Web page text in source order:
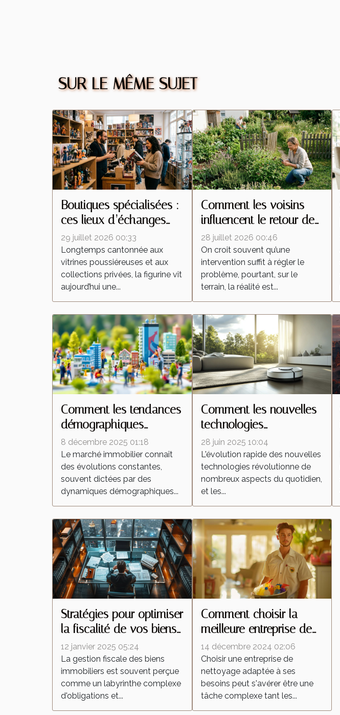
SUR LE MÊME SUJET
Boutiques spécialisées :
ces lieux d’échanges
qui transforment la
culture de la figurine
29 juillet 2026 00:33
Longtemps cantonnée aux
vitrines poussiéreuses et aux
collections privées, la figurine vit
aujourd’hui une...
Comment les voisins
influencent le retour des
insectes malgré une
intervention locale
28 juillet 2026 00:46
On croit souvent qu’une
intervention suffit à régler le
problème, pourtant, sur le
terrain, la réalité est...
Comment les tendances
démographiques
influencent-elles le
marché immobilier ?
8 décembre 2025 01:18
Le marché immobilier connaît
des évolutions constantes,
souvent dictées par des
dynamiques démographiques...
Comment les nouvelles
technologies
transforment-elles les
aspirateurs autonomes ?
28 juin 2025 10:04
L'évolution rapide des nouvelles
technologies révolutionne de
nombreux aspects du quotidien,
et les...
Stratégies pour optimiser
la fiscalité de vos biens
immobiliers
12 janvier 2025 05:24
La gestion fiscale des biens
immobiliers est souvent perçue
comme un labyrinthe complexe
d'obligations et...
Comment choisir la
meilleure entreprise de
nettoyage pour vos
besoins
14 décembre 2024 02:06
Choisir une entreprise de
nettoyage adaptée à ses
besoins peut s'avérer être une
tâche complexe tant les...